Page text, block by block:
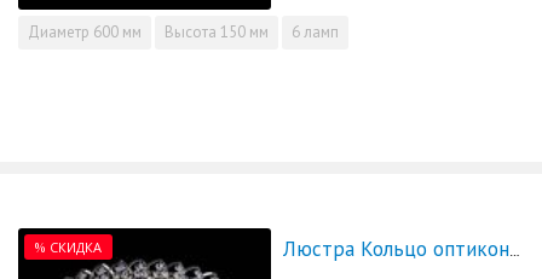
Диаметр 600 мм Высота 150 мм 6 ламп
% СКИДКА